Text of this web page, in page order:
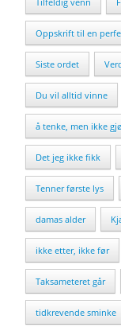
Oppskrift til en
Siste ordet
Du vil alltid vinne
å tenke, men ikke
Det jeg ikke fikk
Tenner første lys
damas alder
ikke etter, ikke før
Taksameteret går
tidkrevende sminke